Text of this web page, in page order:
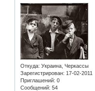
Откуда: Украина, Черкассы
Зарегистрирован: 17-02-2011
Приглашений: 0
Сообщений: 54